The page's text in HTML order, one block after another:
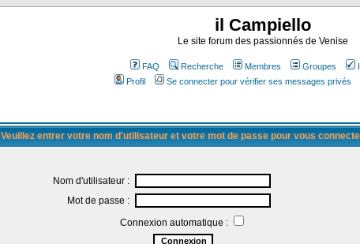
il Campiello
Le site forum des passionnés de Venise
FAQ Recherche Membres Groupes
Profil
Se connecter pour vérifier ses messages privés
Veuillez entrer votre nom d'utilisateur et votre mot de passe pour vous
Nom d'utilisateur :
Mot de passe :
Connexion automatique :